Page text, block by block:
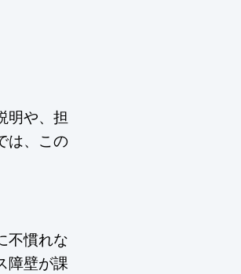
明や、担
は、この
不慣れな
障壁が課